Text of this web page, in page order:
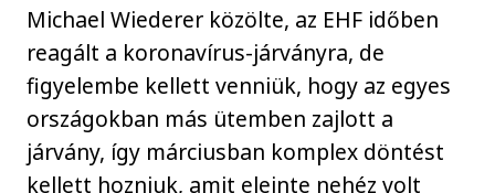
Michael Wiederer közölte, az EHF időben
reagált a koronavírus-járványra, de
figyelembe kellett venniük, hogy az egyes
országokban más ütemben zajlott a
járvány, így márciusban komplex döntést
kellett hozniuk, amit eleinte nehéz volt